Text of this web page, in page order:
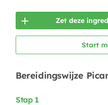
Zet deze
Start
Bereidingswijze
Stap 1